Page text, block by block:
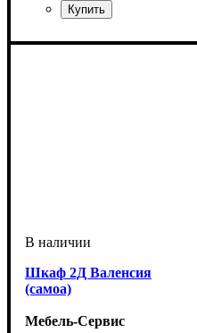
Шкаф 2Д Валенсия
(самоа)
Мебель-Сервис